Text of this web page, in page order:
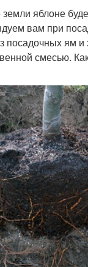
яблоне
вам при
посадочных ям и
смесью.